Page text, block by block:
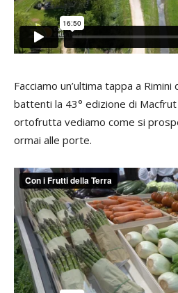
Facciamo un’ultima tappa a
battenti la 43° edizione di
ortofrutta vediamo come si
ormai alle porte.